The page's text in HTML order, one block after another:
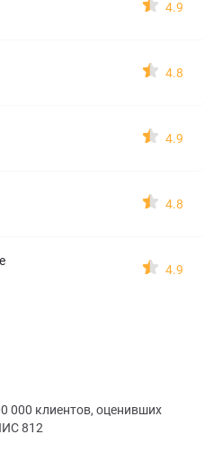
4.9
4.8
4.9
4.8
4.9
000 клиентов, оценивших
812